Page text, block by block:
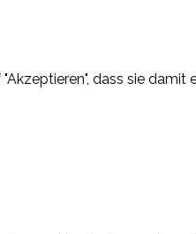
dass sie damit